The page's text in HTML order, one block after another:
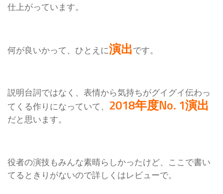
仕上がっています。
何が良いかって、ひとえに演出です。
説明台詞ではなく、表情から気持ちがグイグイ伝わっ
てくる作りになっていて、 2018年度No. 1演出
だと思います。
役者の演技もみんな素晴らしかったけど、ここで書い
てるときりがないので詳しくはレビューで。